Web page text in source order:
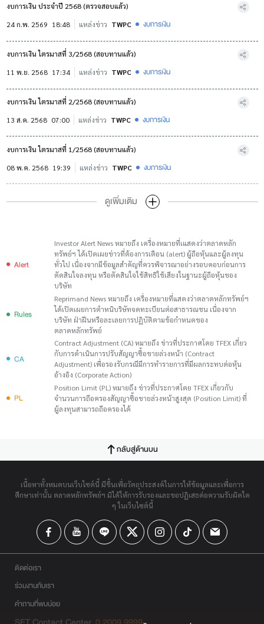
งบการเงิน ประจำปี 2568 (ตรวจสอบแล้ว)
24 ก.พ. 2569 18:48 แหล่งข่าว TWPC งบการเงิน
งบการเงิน ไตรมาสที่ 3/2568 (สอบทานแล้ว)
11 พ.ย. 2568 17:34 แหล่งข่าว TWPC งบการเงิน
งบการเงิน ไตรมาสที่ 2/2568 (สอบทานแล้ว)
13 ส.ค. 2568 07:00 แหล่งข่าว TWPC งบการเงิน
งบการเงิน ไตรมาสที่ 1/2568 (สอบทานแล้ว)
08 พ.ค. 2568 19:39 แหล่งข่าว TWPC งบการเงิน
ดูเพิ่มเติม
Alert
Investor Alert News หมายถึง เครื่องหมายที่เแสดงว่าตลาดหลัก
ทรัพย์ฯ ได้เปิดเผยข่าวที่ต้องการเตือน (alert) ผู้ถือหุ้นและผู้ลงทุน
ทั่วไป เนื่องจากมีข้อมูลสำคัญที่ควรพิจารณาอย่างรอบคอบก่อนการ
ตัดสินใจลงทุน หรือตัดสินใจใช้สิทธิใช้เสียงในฐานะผู้ถือหุ้นของ
บริษัท
Rules
Reprimand News หมายถึง เครื่องหมายที่แสดงว่าตลาดหลักทรัพย์ฯ
ได้เปิดเผยการตำหนิบริษัทจดทะเบียนต่อสาธารณชน เนื่องจาก
บริษัท ฝ่าฝืนหรือละเลยการปฏิบัติตามข้อกำหนดของ
ตลาดหลักทรัพย์
CA
Contract Adjustment (CA) หมายถึง ข่าวที่ประกาศโดย TFEX เกี่ยว
กับการดำเนินการปรับสัญญาซื้อขายล่วงหน้า (Contract
Adjustment) เพื่อรองรับกรณีมีการทำรายการที่มีผลกระทบต่อหุ้น
อ้างอิง (Corporate Action)
PL
Position Limit (PL) หมายถึง ข่าวที่ประกาศโดย TFEX เกี่ยวกับ
จำนวนการถือครองสัญญาซื้อขายล่วงหน้าสูงสุด (Position Limit) ที่
ผู้ลงทุนสามารถถือครองได้
กลับสู่ด้านบน
เนื้อหาทั้งหมดบนเว็บไซต์นี้ มีขึ้นเพื่อวัตถุประสงค์ในการให้ข้อมูลและเพื่อการ
ศึกษาเท่านั้น ตลาดหลักทรัพย์ฯ มิได้ให้การรับรองและขอปฏิเสธต่อความรับผิดใด
ๆ ในเว็บไซต์นี้
ติดต่อเรา
ร่วมงานกับเรา
คำถามที่พบบ่อย